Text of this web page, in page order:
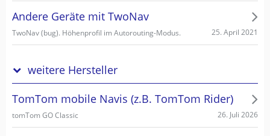
Andere Geräte mit TwoNav
TwoNav (bug). Höhenprofil im Autorouting-Modus. 25. April 2021
weitere Hersteller
TomTom mobile Navis (z.B. TomTom Rider)
tomTom GO Classic 26. Juli 2026